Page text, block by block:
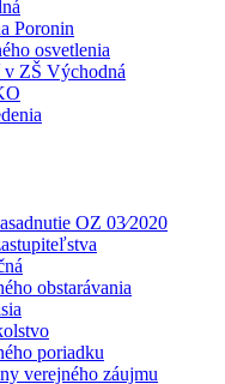
Poronin
osvetlenia
v ZŠ Východná
OZ 03⁄2020
obstarávania
poriadku
verejného záujmu